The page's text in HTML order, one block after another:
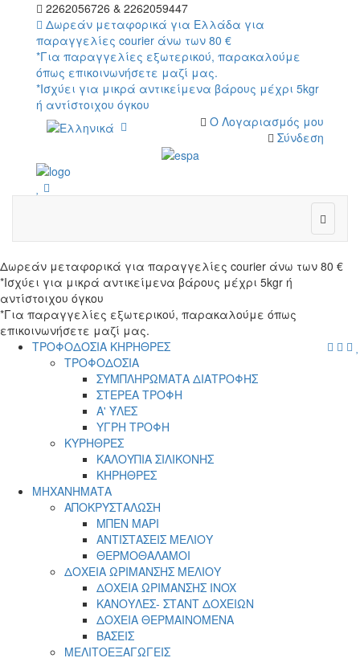
2262056726 & 2262059447
Δωρεάν μεταφορικά για Ελλάδα για
παραγγελίες courier άνω των 80 €
*Για παραγγελίες εξωτερικού, παρακαλούμε
όπως επικοινωνήσετε μαζί μας.
*Ισχύει για μικρά αντικείμενα βάρους μέχρι 5kgr
ή αντίστοιχου όγκου
Ο Λογαριασμός μου
Σύνδεση
wish
cart
wish
Δωρεάν μεταφορικά για παραγγελίες courier άνω των 80 €
*Ισχύει για μικρά αντικείμενα βάρους μέχρι 5kgr ή
αντίστοιχου όγκου
*Για παραγγελίες εξωτερικού, παρακαλούμε όπως
επικοινωνήσετε μαζί μας.
menu
search
cart
ΤΡΟΦΟΔΟΣΙΑ ΚΗΡΗΘΡΕΣ
ΤΡΟΦΟΔΟΣΙΑ
ΣΥΜΠΛΗΡΩΜΑΤΑ ΔΙΑΤΡΟΦΗΣ
ΣΤΕΡΕΑ ΤΡΟΦΗ
Α' ΎΛΕΣ
ΥΓΡΗ ΤΡΟΦΗ
ΚΥΡΗΘΡΕΣ
ΚΑΛΟΥΠΙΑ ΣΙΛΙΚΟΝΗΣ
ΚΗΡΗΘΡΕΣ
ΜΗΧΑΝΗΜΑΤΑ
ΑΠΟΚΡΥΣΤΑΛΩΣΗ
ΜΠΕΝ ΜΑΡΙ
ΑΝΤΙΣΤΑΣΕΙΣ ΜΕΛΙΟΥ
ΘΕΡΜΟΘΑΛΑΜΟΙ
ΔΟΧΕΙΑ ΩΡΙΜΑΝΣΗΣ ΜΕΛΙΟΥ
ΔΟΧΕΙΑ ΩΡΙΜΑΝΣΗΣ INOX
ΚΑΝΟΥΛΕΣ- ΣΤΑΝΤ ΔΟΧΕΙΩΝ
ΔΟΧΕΙΑ ΘΕΡΜΑΙΝΟΜΕΝΑ
ΒΑΣΕΙΣ
ΜΕΛΙΤΟΕΞΑΓΩΓΕΙΣ